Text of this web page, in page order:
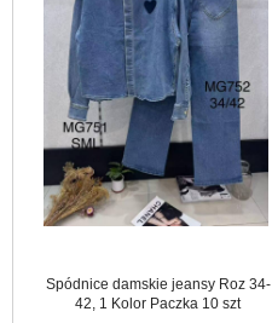
Spódnice damskie jeansy Roz 34-
42, 1 Kolor Paczka 10 szt